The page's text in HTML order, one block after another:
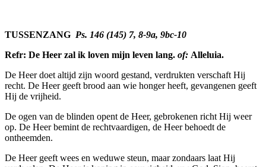
TUSSENZANG Ps. 146 (145) 7, 8-9a, 9bc-10
Refr: De Heer zal ik loven mijn leven lang. of: Alleluia.
De Heer doet altijd zijn woord gestand, verdrukten verschaft Hij
recht. De Heer geeft brood aan wie honger heeft, gevangenen geeft
Hij de vrijheid.
De ogen van de blinden opent de Heer, gebrokenen richt Hij weer
op. De Heer bemint de rechtvaardigen, de Heer behoedt de
ontheemden.
De Heer geeft wees en weduwe steun, maar zondaars laat Hij